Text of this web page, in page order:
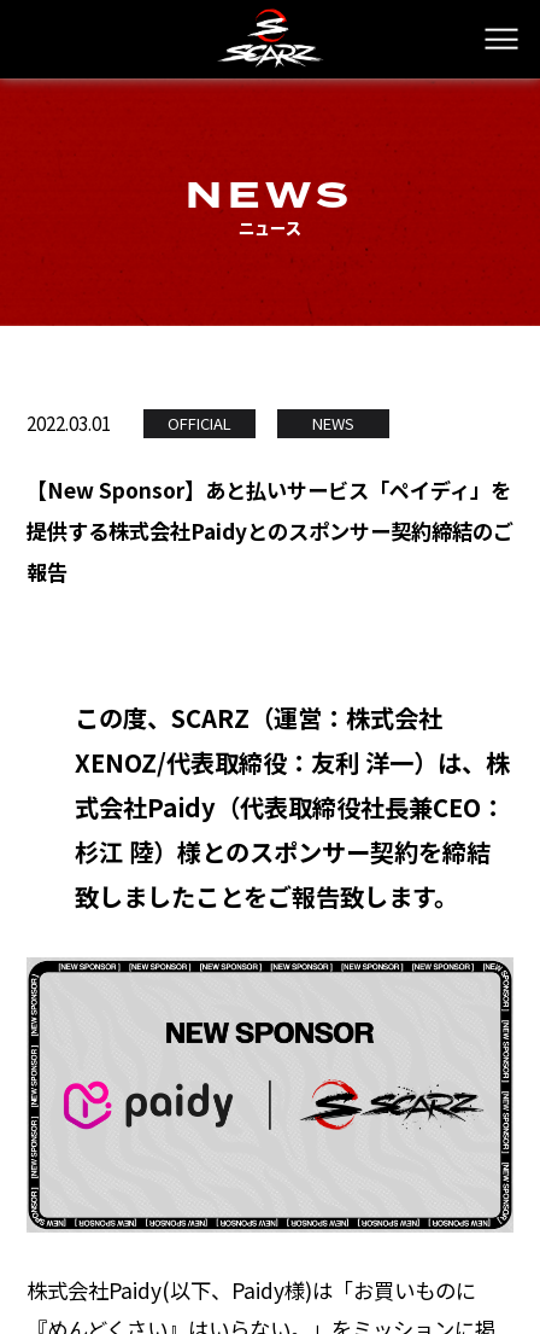
NEWS
ニュース
2022.03.01 OFFICIAL NEWS
【New Sponsor】あと払いサービス「ペイディ」を
提供する株式会社Paidyとのスポンサー契約締結のご
報告
この度、SCARZ（運営：株式会社
XENOZ/代表取締役：友利 洋一）は、株
式会社Paidy（代表取締役社長兼CEO：
杉江 陸）様とのスポンサー契約を締結
致しましたことをご報告致します。
株式会社Paidy(以下、Paidy様)は「お買いものに